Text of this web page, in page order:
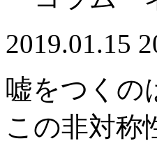
2019.01.15
嘘をつくの
この非対称